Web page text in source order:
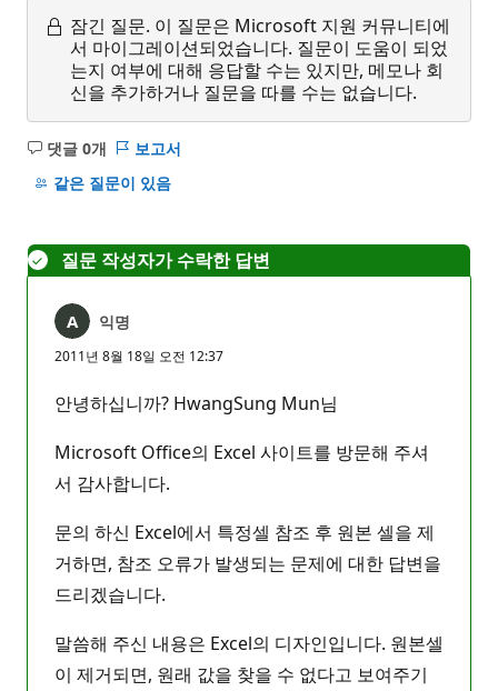
잠긴 질문. 이 질문은 Microsoft 지원 커뮤니티에
서 마이그레이션되었습니다. 질문이 도움이 되었
는지 여부에 대해 응답할 수는 있지만, 메모나 회
신을 추가하거나 질문을 따를 수는 없습니다.
댓글 0개
설
명
보고서
같은 질문이 있음
질문 작성자가 수락한 답변
익명
2011년 8월 18일 오전 12:37
안녕하십니까? HwangSung Mun님
Microsoft Office의 Excel 사이트를 방문해 주셔
서 감사합니다.
문의 하신 Excel에서 특정셀 참조 후 원본 셀을 제
거하면, 참조 오류가 발생되는 문제에 대한 답변을
드리겠습니다.
말씀해 주신 내용은 Excel의 디자인입니다. 원본셀
이 제거되면, 원래 값을 찾을 수 없다고 보여주기